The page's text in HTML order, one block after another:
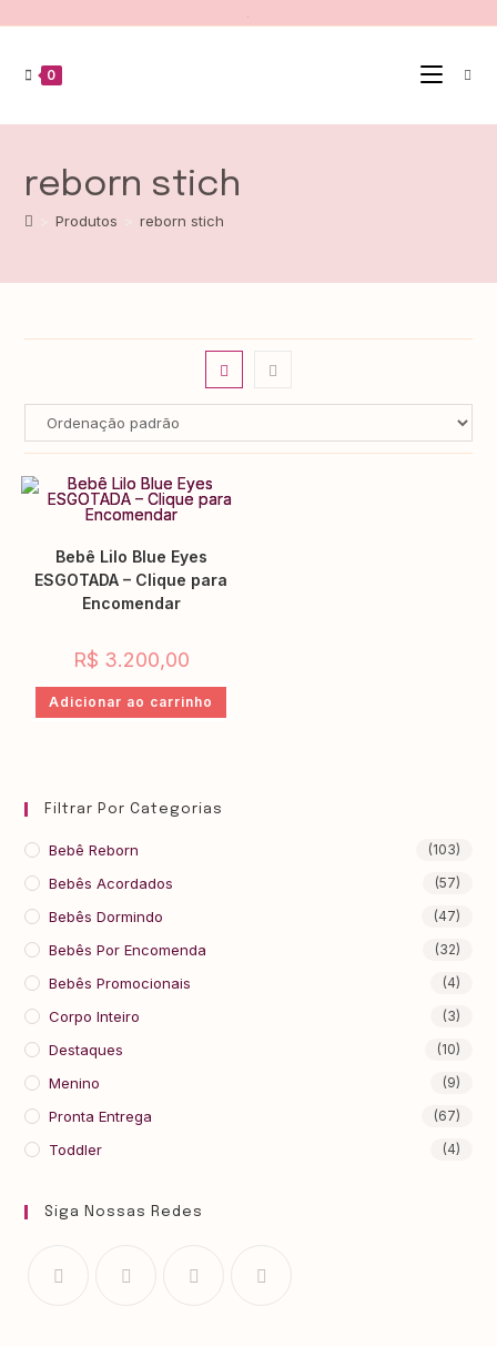
.
0
reborn stich
Produtos reborn stich
Bebê Lilo Blue Eyes
ESGOTADA – Clique para
Encomendar
R$ 3.200,00
Adicionar ao carrinho
Filtrar Por Categorias
Bebê Reborn (103)
Bebês Acordados (57)
Bebês Dormindo (47)
Bebês Por Encomenda (32)
Bebês Promocionais (4)
Corpo Inteiro (3)
Destaques (10)
Menino (9)
Pronta Entrega (67)
Toddler (4)
Siga Nossas Redes